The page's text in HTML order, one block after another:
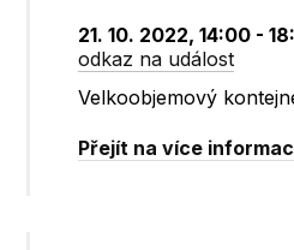
21. 10. 2022, 14:00 -
odkaz na událost
Velkoobjemový
Přejít na více